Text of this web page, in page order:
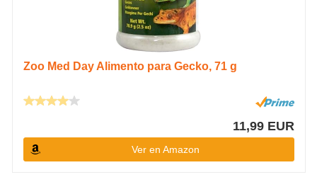
Zoo Med Day Alimento para Gecko, 71 g
11,99 EUR
Ver en Amazon